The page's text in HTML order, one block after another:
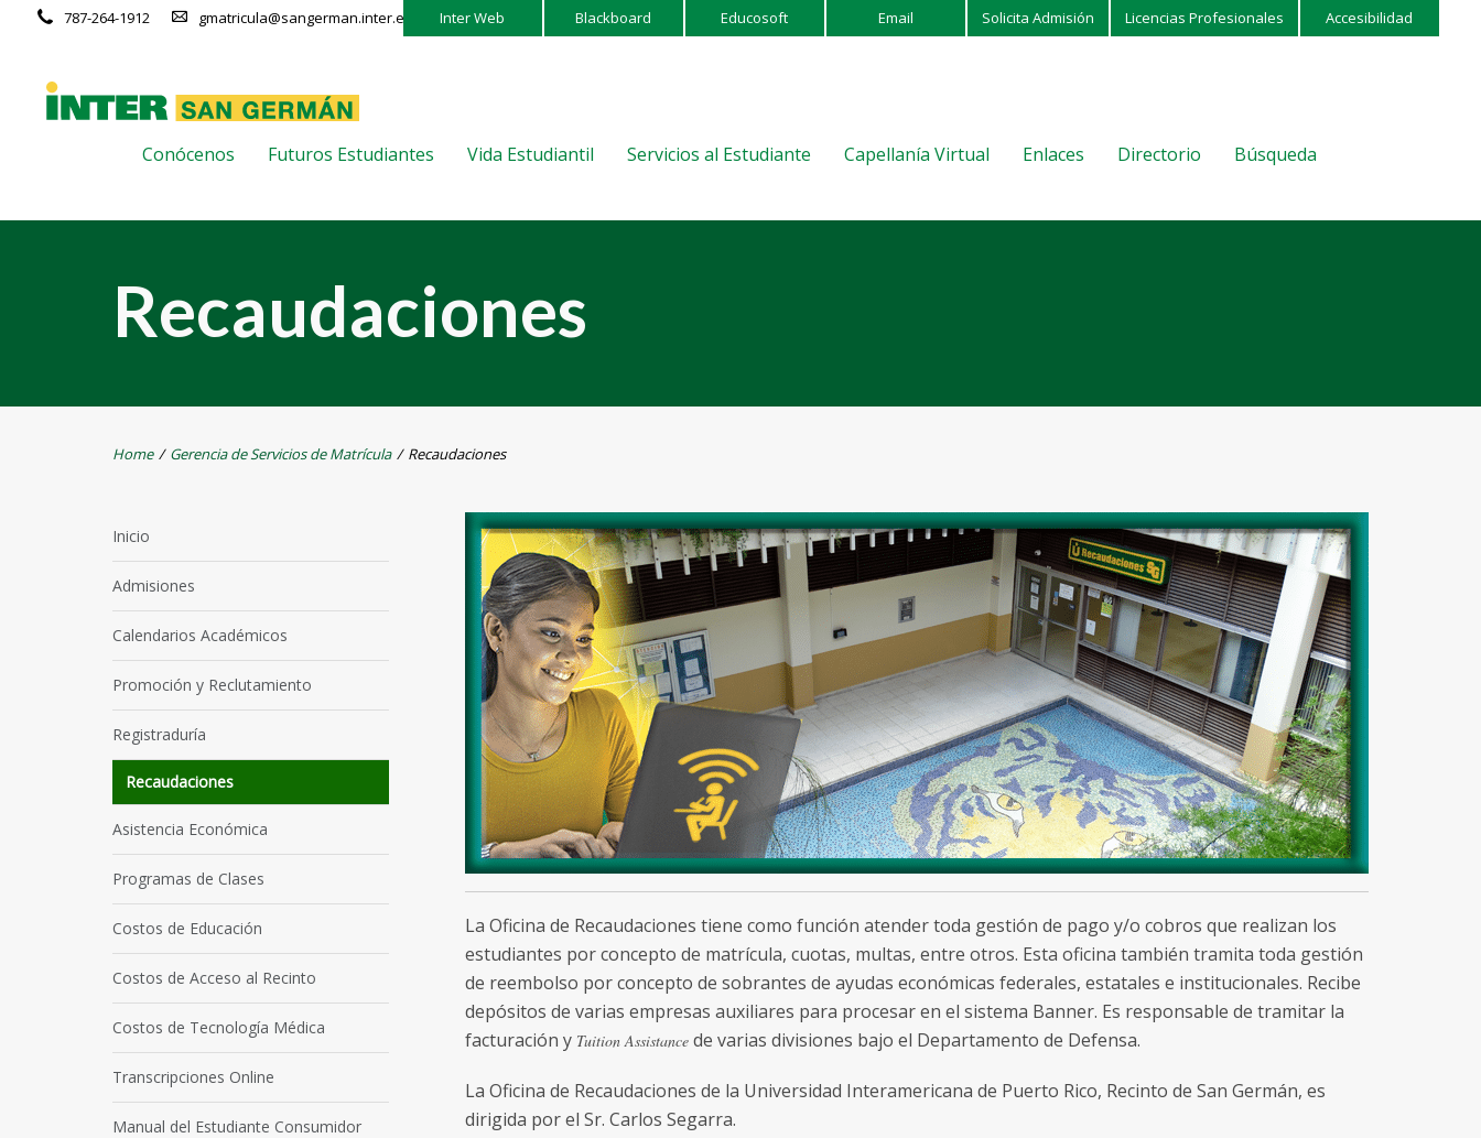
Inter Web Blackboard Educosoft Email Solicita Admisión Licencias Profesionales Accesibilidad
787-264-1912 gmatricula@sangerman.inter.edu
Conócenos Futuros Estudiantes Vida Estudiantil Servicios al Estudiante Capellanía Virtual Enlaces Directorio Búsqueda
Recaudaciones
Home / Gerencia de Servicios de Matrícula / Recaudaciones
La Oficina de Recaudaciones tiene como función atender toda gestión de pago y/o cobros que realizan los
estudiantes por concepto de matrícula, cuotas, multas, entre otros. Esta oficina también tramita toda gestión
de reembolso por concepto de sobrantes de ayudas económicas federales, estatales e institucionales. Recibe
depósitos de varias empresas auxiliares para procesar en el sistema Banner. Es responsable de tramitar la
facturación y Tuition Assistance de varias divisiones bajo el Departamento de Defensa.
La Oficina de Recaudaciones de la Universidad Interamericana de Puerto Rico, Recinto de San Germán, es
dirigida por el Sr. Carlos Segarra.
Inicio
Admisiones
Calendarios Académicos
Promoción y Reclutamiento
Registraduría
Recaudaciones
Asistencia Económica
Programas de Clases
Costos de Educación
Costos de Acceso al Recinto
Costos de Tecnología Médica
Transcripciones Online
Manual del Estudiante Consumidor